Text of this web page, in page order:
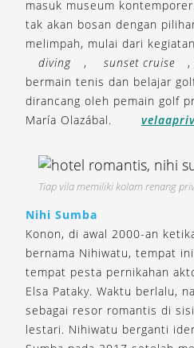
masuk museum
tak akan bosan dengan
melimpah, mulai dari
diving
, sunset cruise
bermain tenis dan belajar
dirancang oleh pemain golf
María Olazábal.
Tiap vila memiliki kolam renang
Nihi Sumba
Konon, di awal 2000-an
bernama Nihiwatu, tempat
tempat pesta pernikahan
Elsa Pataky. Waktu berlalu,
sebagai resor romantis di
lestari. Nihiwatu berganti